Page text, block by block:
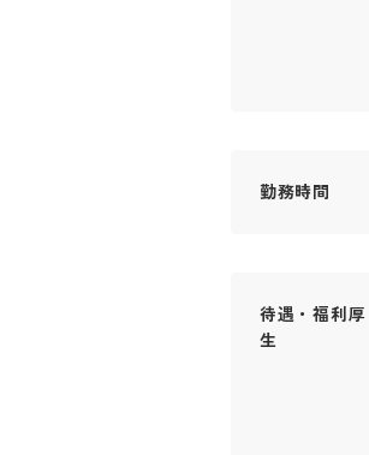
勤務時間
待遇・福利厚
生